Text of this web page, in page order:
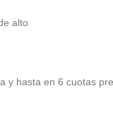
alto
y hasta en 6 cuotas